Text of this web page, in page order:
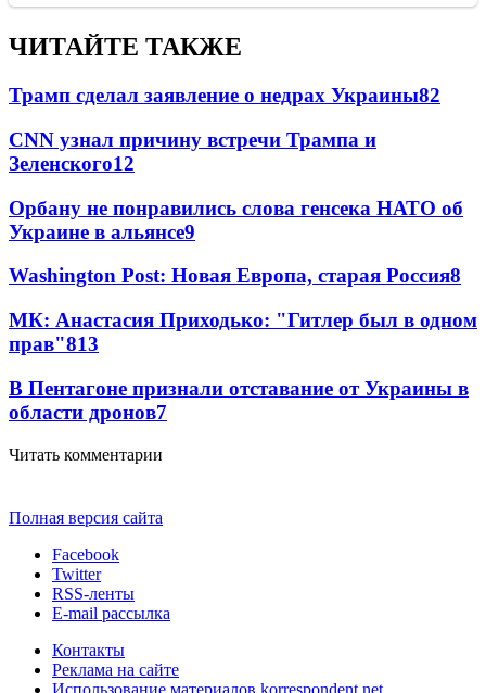
ЧИТАЙТЕ ТАКЖЕ
Трамп сделал заявление о недрах Украины82
CNN узнал причину встречи Трампа и
Зеленского12
Орбану не понравились слова генсека НАТО об
Украине в альянсе9
Washington Post: Новая Европа, старая Россия8
МК: Анастасия Приходько: "Гитлер был в одном
прав"813
В Пентагоне признали отставание от Украины в
области дронов7
Читать комментарии
Полная версия сайта
Facebook
Twitter
RSS-ленты
E-mail рассылка
Контакты
Реклама на сайте
Использование материалов korrespondent.net